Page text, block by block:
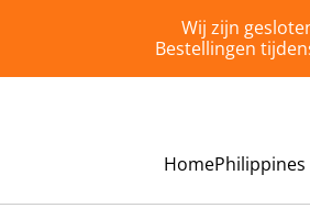
Wij zijn
Bestellingen
Home